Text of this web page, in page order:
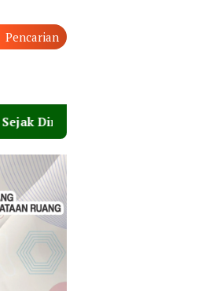
Pencarian
Belajar dari Keterbatasan,